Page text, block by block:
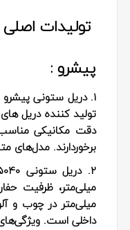
تولیدات اصلی
پیشرو :
1. دریل ستونی پیشرو :
تولید کننده دریل
دقت مکانیکی
برخوردارند. مدل‌های
2. دریل ستونی Z5040
میلی‌متر در چوب و
داخلی است.